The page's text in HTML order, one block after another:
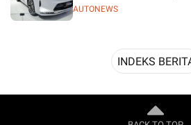
AUTONEWS
INDEKS